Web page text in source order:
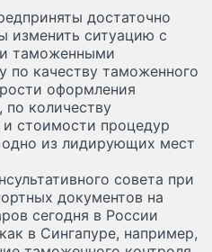
достаточно
изменить ситуацию с
таможенными
по качеству таможенного
оформления
количеству
стоимости процедур
из лидирующих мест
совета при
документов на
сегодня в России
в Сингапуре, например,